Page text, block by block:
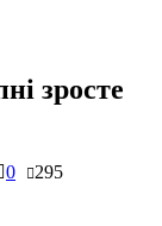
зросте
0 295